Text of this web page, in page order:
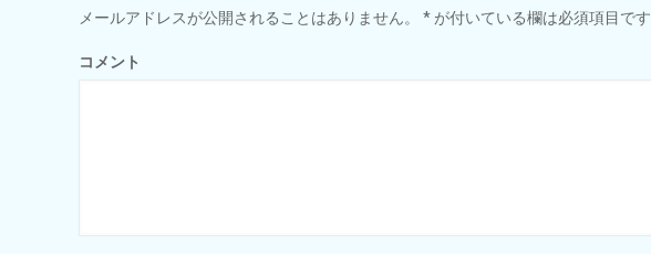
メールアドレスが公開されることはありません。 * が付いている欄は必須項目です
コメント